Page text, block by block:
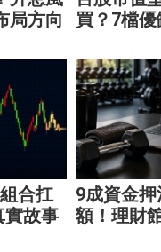
局方向
買？7檔
合扛
實故事
9成資金
額！理財